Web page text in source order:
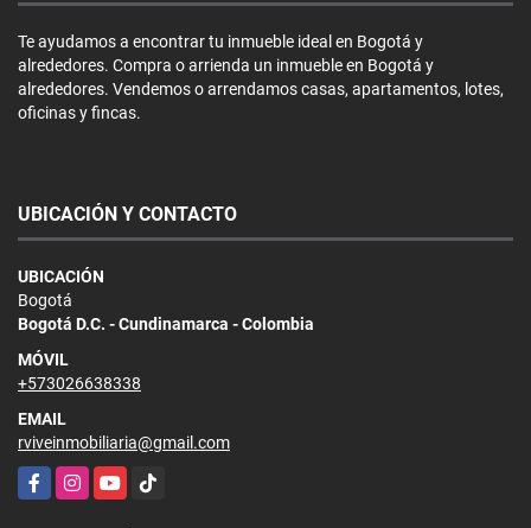
Te ayudamos a encontrar tu inmueble ideal en Bogotá y
alrededores. Compra o arrienda un inmueble en Bogotá y
alrededores. Vendemos o arrendamos casas, apartamentos, lotes,
oficinas y fincas.
UBICACIÓN Y CONTACTO
UBICACIÓN
Bogotá
Bogotá D.C. - Cundinamarca - Colombia
MÓVIL
+573026638338
EMAIL
rviveinmobiliaria@gmail.com
FacebookInstagramYouTubeTikTok